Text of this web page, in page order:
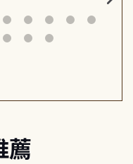
教養的安定
22個行動練
薦